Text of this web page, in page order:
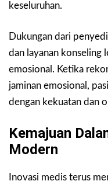
keseluruhan.
Dukungan dari
dan layanan konseling
emosional. Ketika
jaminan emosional,
dengan kekuatan dan
Kemajuan
Modern
Inovasi medis terus